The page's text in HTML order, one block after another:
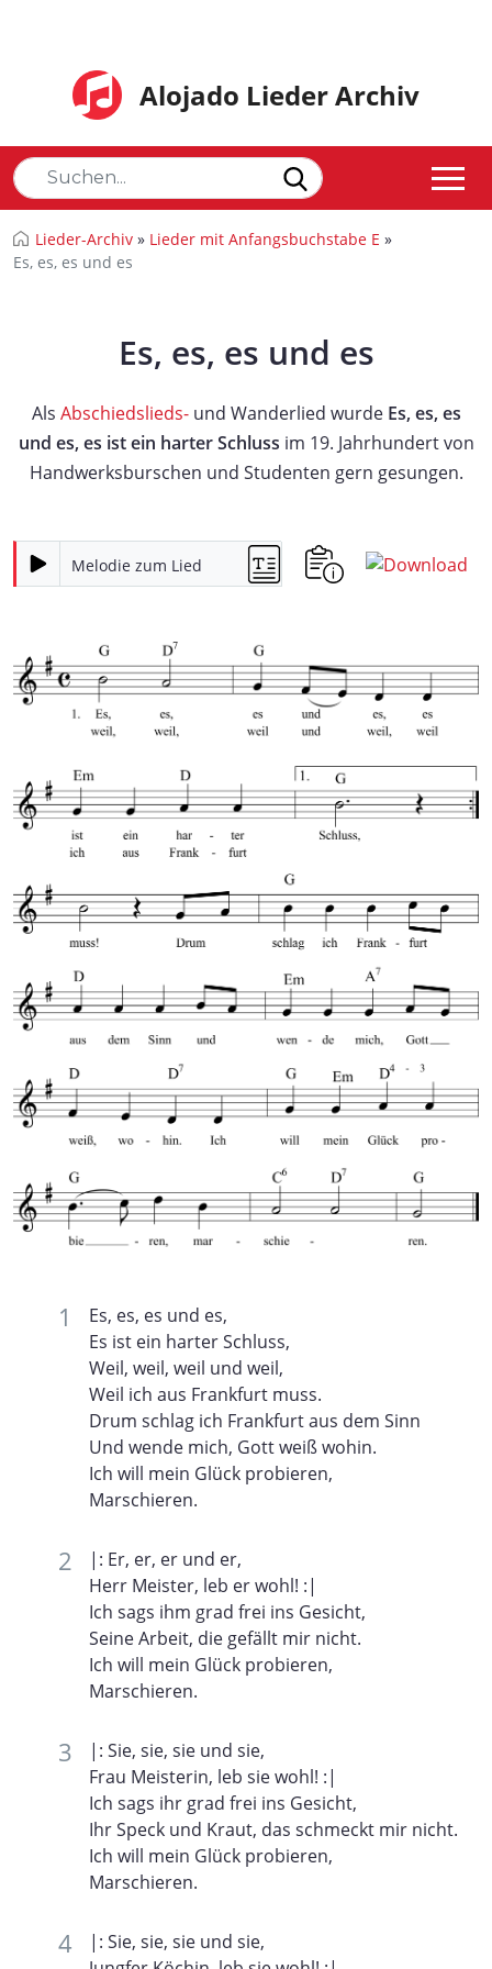
Alojado Lieder Archiv
Lieder-Archiv » Lieder mit Anfangsbuchstabe E »
Es, es, es und es
Es, es, es und es
Als Abschiedslieds-und Wanderlied wurde Es, es, es
und es, es ist ein harter Schluss im 19. Jahrhundert von
Handwerksburschen und Studenten gern gesungen.
Melodie zum Lied
Es, es, es und es,
Es ist ein harter Schluss,
Weil, weil, weil und weil,
Weil ich aus Frankfurt muss.
Drum schlag ich Frankfurt aus dem Sinn
Und wende mich, Gott weiß wohin.
Ich will mein Glück probieren,
Marschieren.
|: Er, er, er und er,
Herr Meister, leb er wohl! :|
Ich sags ihm grad frei ins Gesicht,
Seine Arbeit, die gefällt mir nicht.
Ich will mein Glück probieren,
Marschieren.
|: Sie, sie, sie und sie,
Frau Meisterin, leb sie wohl! :|
Ich sags ihr grad frei ins Gesicht,
Ihr Speck und Kraut, das schmeckt mir nicht.
Ich will mein Glück probieren,
Marschieren.
|: Sie, sie, sie und sie,